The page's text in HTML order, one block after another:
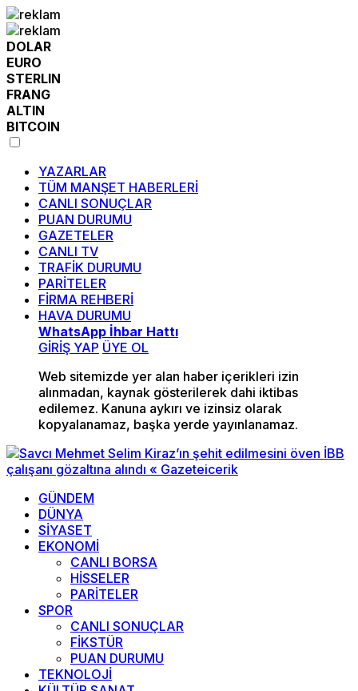
DOLAR
EURO
STERLIN
FRANG
ALTIN
BITCOIN
YAZARLAR
TÜM MANŞET HABERLERİ
CANLI SONUÇLAR
PUAN DURUMU
GAZETELER
CANLI TV
TRAFİK DURUMU
PARİTELER
FİRMA REHBERİ
HAVA DURUMU
WhatsApp İhbar Hattı
GİRİŞ YAP ÜYE OL
Web sitemizde yer alan haber içerikleri izin
alınmadan, kaynak gösterilerek dahi iktibas
edilemez. Kanuna aykırı ve izinsiz olarak
kopyalanamaz, başka yerde yayınlanamaz.
GÜNDEM
DÜNYA
SİYASET
EKONOMİ
CANLI BORSA
HİSSELER
PARİTELER
SPOR
CANLI SONUÇLAR
FİKSTÜR
PUAN DURUMU
TEKNOLOJİ